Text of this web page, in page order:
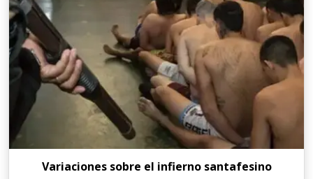
Variaciones sobre el infierno santafesino